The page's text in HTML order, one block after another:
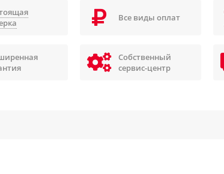
Все виды оплат
Собственный
сервис-центр